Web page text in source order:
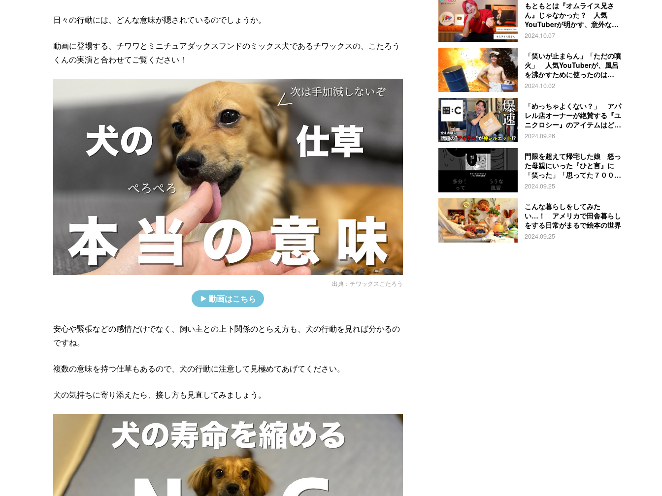
日々の行動には、どんな意味が隠されているのでしょうか。
動画に登場する、チワワとミニチュアダックスフンドのミックス犬であるチワックスの、こたろう
くんの実演と合わせてご覧ください！
出典： チワックスこたろう
動画はこちら
安心や緊張などの感情だけでなく、飼い主との上下関係のとらえ方も、犬の行動を見れば分かるの
ですね。
複数の意味を持つ仕草もあるので、犬の行動に注意して見極めてあげてください。
犬の気持ちに寄り添えたら、接し方も見直してみましょう。
もともとは『オムライス兄さ
ん』じゃなかった？ 人気
YouTuberが明かす、意外な過
去とは
2024.10.07
「笑いが止まらん」「ただの噴
火」 人気YouTuberが、風呂
を沸かすために使ったのは…
2024.10.02
「めっちゃよくない？」 アパ
レル店オーナーが絶賛する『ユ
ニクロシー』のアイテムはど
れ？
2024.09.26
門限を超えて帰宅した娘 怒っ
た母親にいった『ひと言』に
「笑った」「思ってた７００倍
特殊」
2024.09.25
こんな暮らしをしてみた
い…！ アメリカで田舎暮らし
をする日常がまるで絵本の世界
2024.09.25